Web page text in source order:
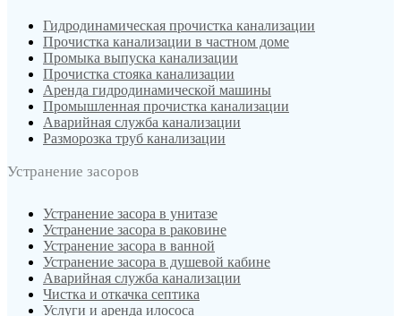
Гидродинамическая прочистка канализации
Прочистка канализации в частном доме
Промыка выпуска канализации
Прочистка стояка канализации
Аренда гидродинамической машины
Промышленная прочистка канализации
Аварийная служба канализации
Разморозка труб канализации
Устранение засоров
Устранение засора в унитазе
Устранение засора в раковине
Устранение засора в ванной
Устранение засора в душевой кабине
Аварийная служба канализации
Чистка и откачка септика
Услуги и аренда илососа